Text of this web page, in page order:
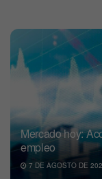
Mercado hoy:
empleo
7 DE AGOSTO DE